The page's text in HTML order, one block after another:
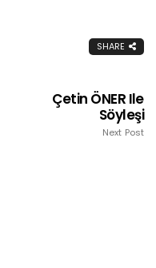
SHARE
Çetin ÖNER Ile
Söyleşi
Next Post